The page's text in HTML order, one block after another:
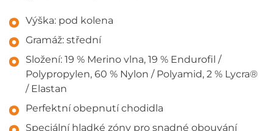
Výška: pod kolena
Gramáž: střední
Složení: 19 % Merino vlna, 19 % Endurofil /
Polypropylen, 60 % Nylon / Polyamid, 2 % Lycra®
/ Elastan
Perfektní obepnutí chodidla
Speciální hladké zóny pro snadné obouvání